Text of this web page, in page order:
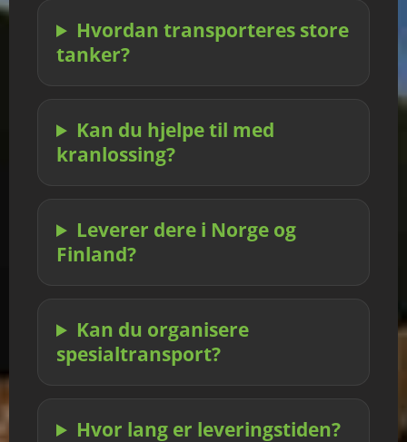
Hvordan transporteres store
tanker?
Kan du hjelpe til med
kranlossing?
Leverer dere i Norge og
Finland?
Kan du organisere
spesialtransport?
Hvor lang er leveringstiden?